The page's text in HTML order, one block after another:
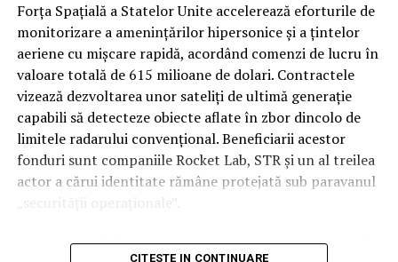
Rămâne de văzut dacă, în cazul unui atac iminent din
partea proxy-urilor Teheranului, Ankara și Islamabadul
vor interveni militar pentru a proteja regatul saudit,
transformând semnăturile de astăzi într-o realitate
operativă.
Forța Spațială a Statelor Unite accelerează eforturile de
monitorizare a amenințărilor hipersonice și a țintelor
aeriene cu mișcare rapidă, acordând comenzi de lucru în
valoare totală de 615 milioane de dolari. Contractele
vizează dezvoltarea unor sateliți de ultimă generație
capabili să detecteze obiecte aflate în zbor dincolo de
limitele radarului convențional. Beneficiarii acestor
fonduri sunt companiile Rocket Lab, STR și un al treilea
actor a cărui identitate rămâne protejată sub paravanul
„securității operaționale”.
Această rundă de finanțare reprezintă o etapă esențială
CITESTE IN CONTINUARE